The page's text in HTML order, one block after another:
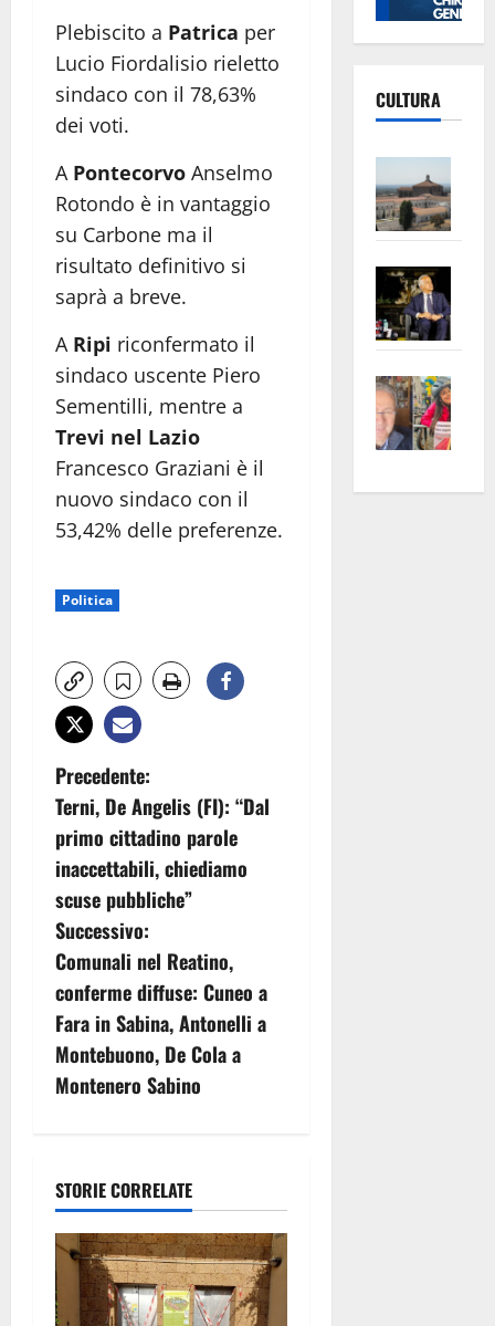
Plebiscito a Patrica per
Lucio Fiordalisio rieletto
sindaco con il 78,63%
dei voti.
A Pontecorvo Anselmo
Rotondo è in vantaggio
su Carbone ma il
risultato definitivo si
saprà a breve.
A Ripi riconfermato il
sindaco uscente Piero
Sementilli, mentre a
Trevi nel Lazio
Francesco Graziani è il
nuovo sindaco con il
53,42% delle preferenze.
Politica
N
a
v
i
g
a
z
i
n
e
a
Precedente:
Terni, De Angelis (FI): “Dal
primo cittadino parole
inaccettabili, chiediamo
scuse pubbliche”
Successivo:
Comunali nel Reatino,
conferme diffuse: Cuneo a
Fara in Sabina, Antonelli a
Montebuono, De Cola a
Montenero Sabino
STORIE CORRELATE
CULTURA
euro
apre